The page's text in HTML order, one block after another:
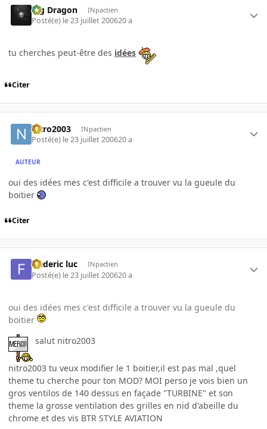
Big Dragon INpactien
Posté(e) le 23 juillet 200620 a
tu cherches peut-être des idées
Citer
nitro2003 INpactien
Posté(e) le 23 juillet 200620 a
AUTEUR
oui des idées mes c'est difficile a trouver vu la gueule du
boitier
Citer
frederic luc INpactien
Posté(e) le 23 juillet 200620 a
oui des idées mes c'est difficile a trouver vu la gueule du
boitier
salut nitro2003
nitro2003 tu veux modifier le 1 boitier,il est pas mal ,quel
theme tu cherche pour ton MOD? MOI perso je vois bien un
gros ventilos de 140 dessus en façade "TURBINE" et son
theme la grosse ventilation des grilles en nid d'abeille du
chrome et des vis BTR STYLE AVIATION